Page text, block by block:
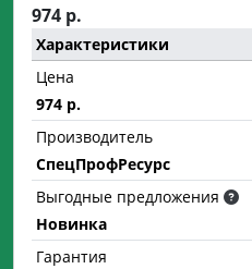
974 р.
Характеристики
Цена
974 р.
Производитель
СпецПрофРесурс
Выгодные предложения
Новинка
Гарантия